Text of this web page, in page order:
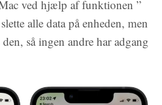
ved hjælp af funktionen ”
alle data på enheden, men
så ingen andre har adgang